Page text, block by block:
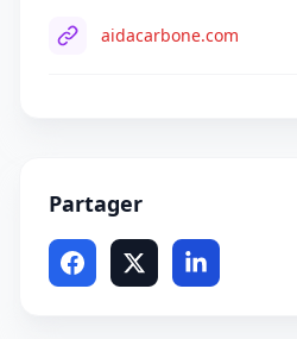
aidacarbone.com
Partager